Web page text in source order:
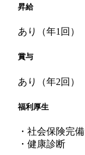
昇給
あり（年1回）
賞与
あり（年2回）
福利厚生
・社会保険完備
・健康診断